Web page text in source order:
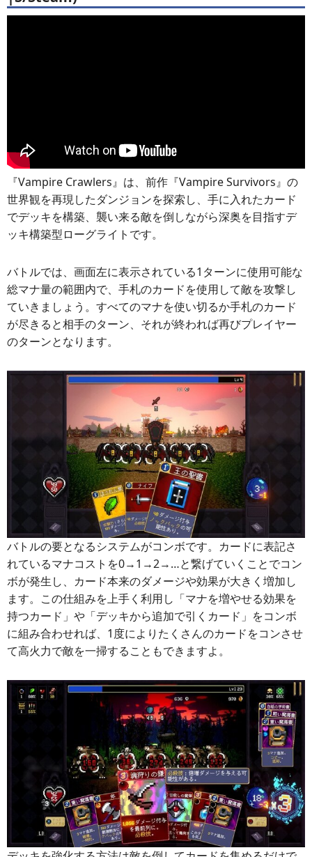
『Vampire Crawlers』は、前作『Vampire Survivors』の
世界観を再現したダンジョンを探索し、手に入れたカード
でデッキを構築、襲い来る敵を倒しながら深奥を目指すデ
ッキ構築型ローグライトです。
バトルでは、画面左に表示されている1ターンに使用可能な
総マナ量の範囲内で、手札のカードを使用して敵を攻撃し
ていきましょう。すべてのマナを使い切るか手札のカード
が尽きると相手のターン、それが終われば再びプレイヤー
のターンとなります。
バトルの要となるシステムがコンボです。カードに表記さ
れているマナコストを0→1→2→…と繋げていくことでコン
ボが発生し、カード本来のダメージや効果が大きく増加し
ます。この仕組みを上手く利用し「マナを増やせる効果を
持つカード」や「デッキから追加で引くカード」をコンボ
に組み合わせれば、1度によりたくさんのカードをコンさせ
て高火力で敵を一掃することもできますよ。